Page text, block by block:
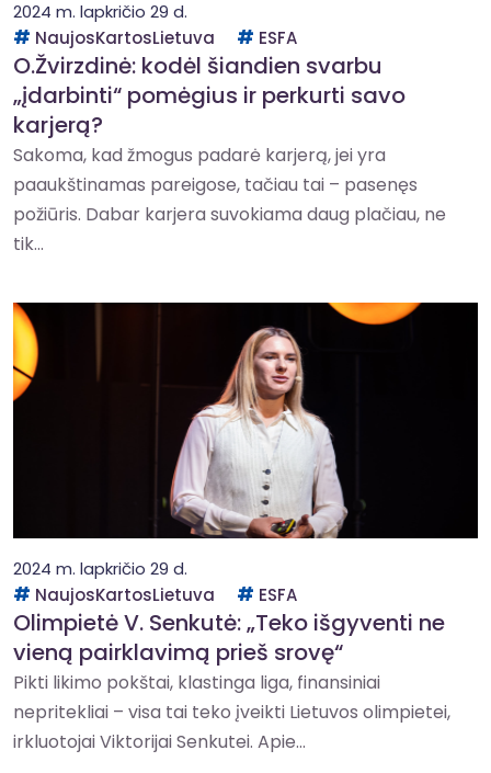
2024 m. lapkričio 29 d.
NaujosKartosLietuva
ESFA
O.Žvirzdinė: kodėl šiandien svarbu
„įdarbinti“ pomėgius ir perkurti savo
karjerą?
Sakoma, kad žmogus padarė karjerą, jei yra
paaukštinamas pareigose, tačiau tai – pasenęs
požiūris. Dabar karjera suvokiama daug plačiau, ne
tik...
2024 m. lapkričio 29 d.
NaujosKartosLietuva
ESFA
Olimpietė V. Senkutė: „Teko išgyventi ne
vieną pairklavimą prieš srovę“
Pikti likimo pokštai, klastinga liga, finansiniai
nepritekliai – visa tai teko įveikti Lietuvos olimpietei,
irkluotojai Viktorijai Senkutei. Apie...